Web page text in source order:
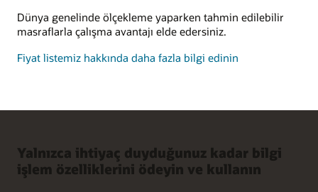
Dünya genelinde ölçekleme yaparken tahmin edilebilir
masraflarla çalışma avantajı elde edersiniz.
Fiyat listemiz hakkında daha fazla bilgi edinin
Yalnızca ihtiyaç duyduğunuz kadar bilgi
işlem özelliklerini ödeyin ve kullanın